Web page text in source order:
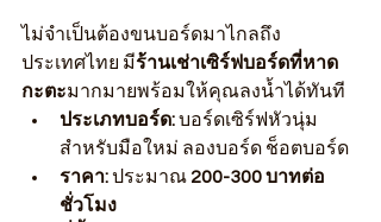
ไม่จำเป็นต้องขนบอร์ดมาไกลถึง
ประเทศไทย มีร้านเช่าเซิร์ฟบอร์ดที่หาด
กะตะมากมายพร้อมให้คุณลงน้ำได้ทันที
ประเภทบอร์ด: บอร์ดเซิร์ฟหัวนุ่ม
สำหรับมือใหม่ ลองบอร์ด ช็อตบอร์ด
ราคา: ประมาณ 200-300 บาทต่อ
ชั่วโมง